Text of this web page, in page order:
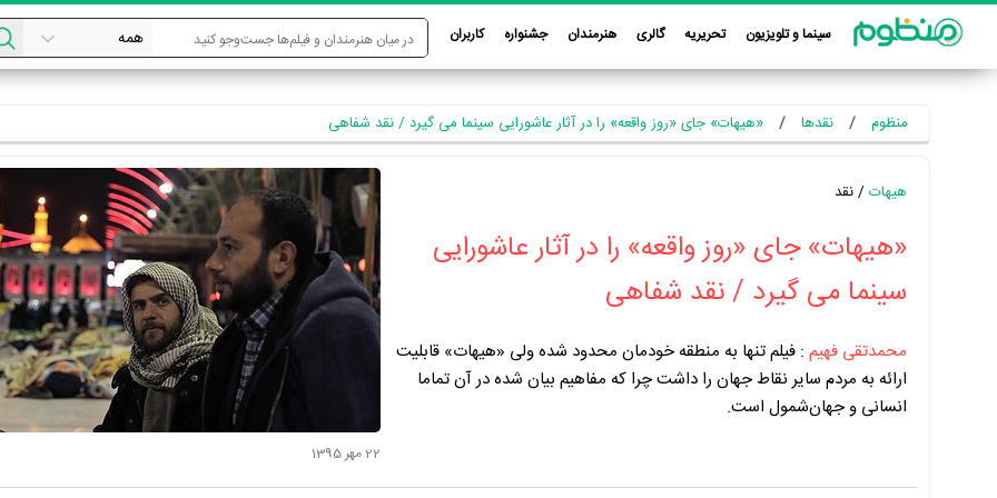
سینما و تلویزیون تحریریه گالری هنرمندان جشنواره کاربران
منظوم نقدها «هیهات» جای «روز واقعه» را در آثار عاشورایی سینما می گیرد / نقد شفاهی
هیهات/ نقد
«هیهات» جای «روز واقعه» را در آثار عاشورایی
سینما می گیرد / نقد شفاهی
محمدتقی فهیم : فیلم تنها به منطقه خودمان محدود شده ولی «هیهات» قابلیت
ارائه به مردم سایر نقاط جهان را داشت چرا که مفاهیم بیان شده در آن تماما
انسانی و جهان‌شمول است.
22 مهر 1395